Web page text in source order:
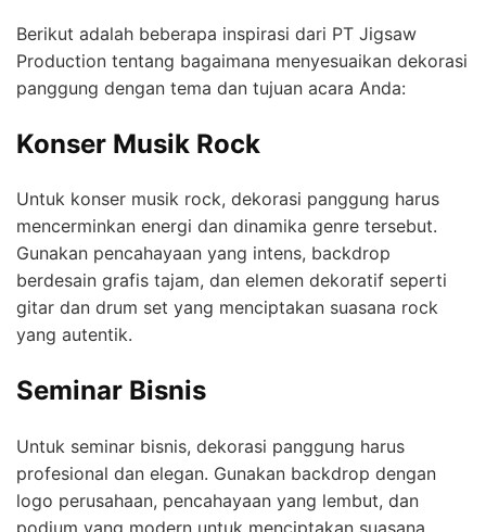
Berikut adalah beberapa inspirasi dari PT Jigsaw
Production tentang bagaimana menyesuaikan dekorasi
panggung dengan tema dan tujuan acara Anda:
Konser Musik Rock
Untuk konser musik rock, dekorasi panggung harus
mencerminkan energi dan dinamika genre tersebut.
Gunakan pencahayaan yang intens, backdrop
berdesain grafis tajam, dan elemen dekoratif seperti
gitar dan drum set yang menciptakan suasana rock
yang autentik.
Seminar Bisnis
Untuk seminar bisnis, dekorasi panggung harus
profesional dan elegan. Gunakan backdrop dengan
logo perusahaan, pencahayaan yang lembut, dan